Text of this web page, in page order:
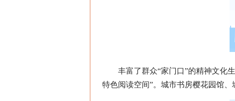
丰富了群众“家门口”的精神文化生
特色阅读空间”。城市书房樱花园馆、